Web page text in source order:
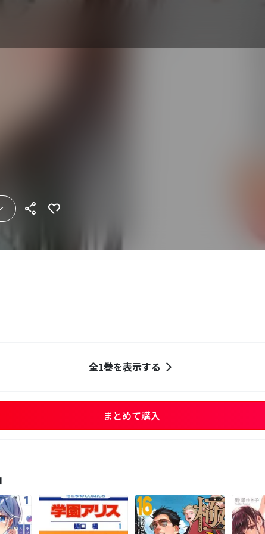
全1巻を表示する
まとめて購入